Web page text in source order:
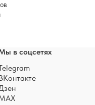
в соцсетях